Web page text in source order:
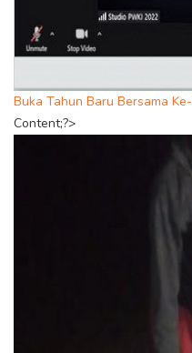
Buka Tahun Baru Bersama
Content;?>